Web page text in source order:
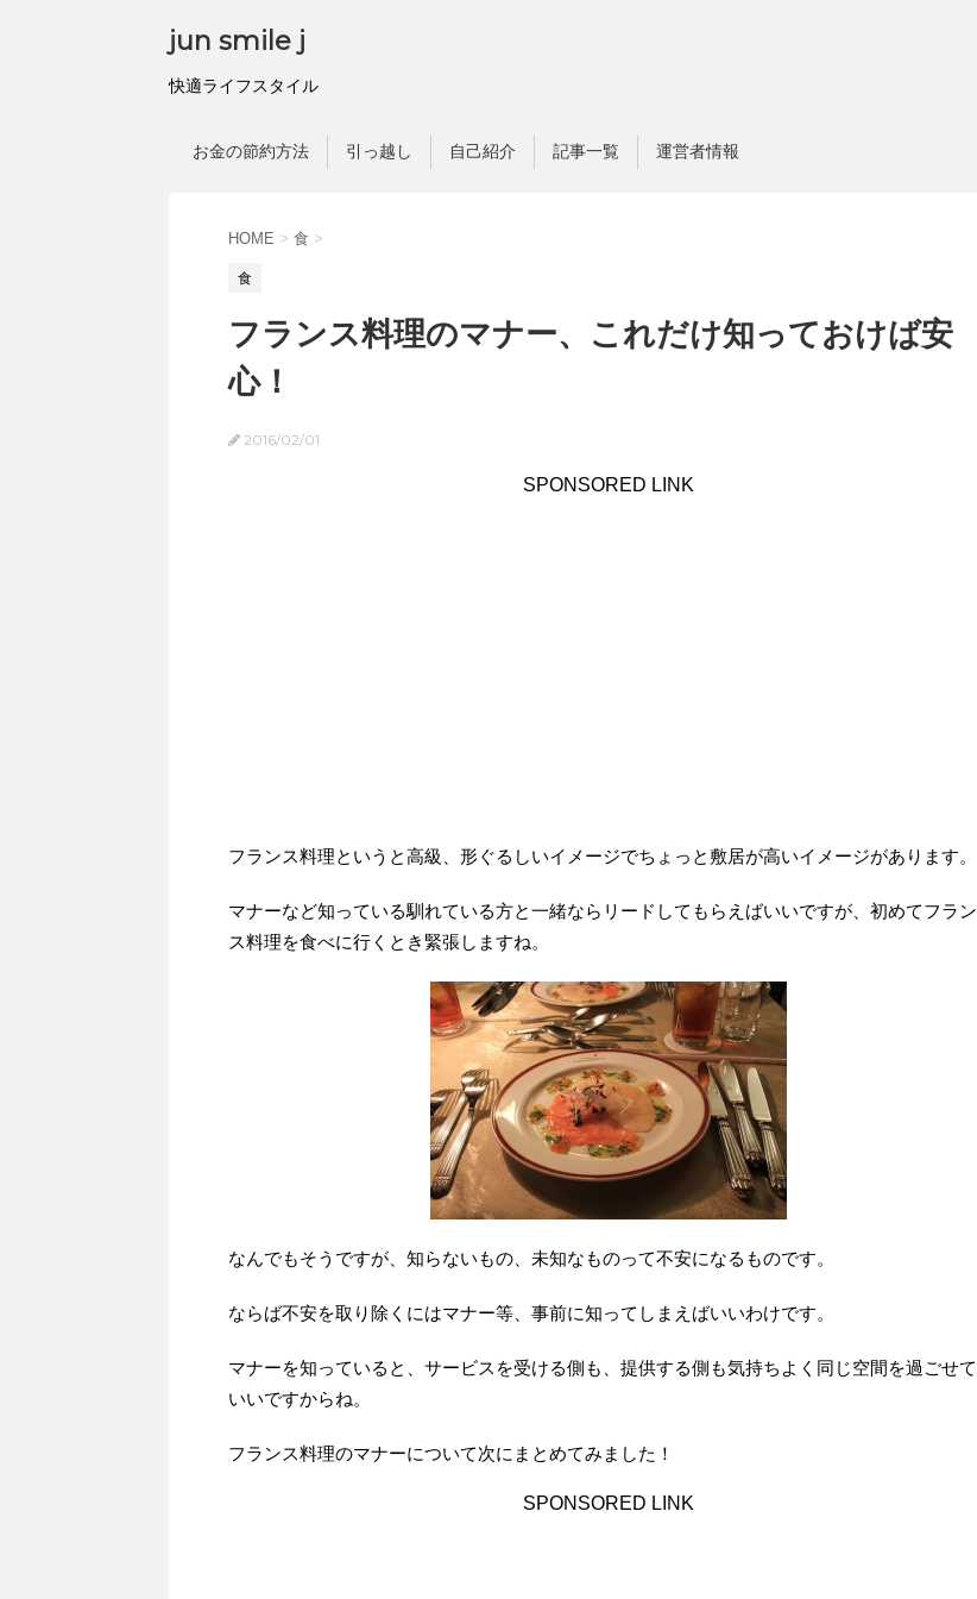
jun smile j
快適ライフスタイル
お金の節約方法 引っ越し 自己紹介 記事一覧 運営者情報
HOME > 食 >
食
フランス料理のマナー、これだけ知っておけば安
心！
2016/02/01
SPONSORED LINK
フランス料理というと高級、形ぐるしいイメージでちょっと敷居が高いイメージがあります。
マナーなど知っている馴れている方と一緒ならリードしてもらえばいいですが、初めてフラン
ス料理を食べに行くとき緊張しますね。
なんでもそうですが、知らないもの、未知なものって不安になるものです。
ならば不安を取り除くにはマナー等、事前に知ってしまえばいいわけです。
マナーを知っていると、サービスを受ける側も、提供する側も気持ちよく同じ空間を過ごせて
いいですからね。
フランス料理のマナーについて次にまとめてみました！
SPONSORED LINK